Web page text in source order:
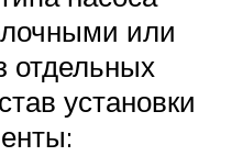
или
отдельных
установки